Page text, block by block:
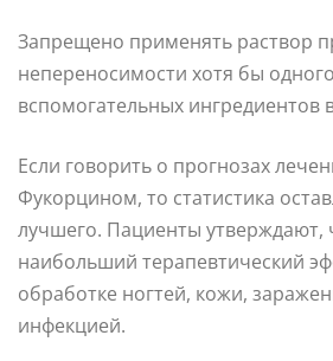
Запрещено применять раствор
непереносимости хотя бы
вспомогательных ингредиентов
Если говорить о прогнозах
Фукорцином, то статистика
лучшего. Пациенты утверждают,
наибольший терапевтический
обработке ногтей, кожи,
инфекцией.